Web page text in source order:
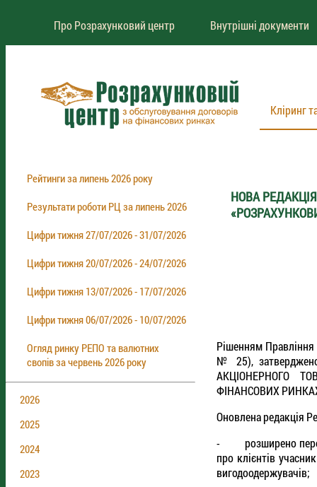
Про Розрахунковий центр Внутрішні документи
Кліринг
Рейтинги за липень 2026 року
Результати роботи РЦ за липень 2026
Цифри тижня 27/07/2026 - 31/07/2026
Цифри тижня 20/07/2026 - 24/07/2026
Цифри тижня 13/07/2026 - 17/07/2026
Цифри тижня 06/07/2026 - 10/07/2026
Огляд ринку РЕПО та валютних
свопів за червень 2026 року
2026
2025
2024
2023
НОВА
Рішенням Правління
№ 25), затверджено
АКЦІОНЕРНОГО
ФІНАНСОВИХ
Оновлена редакція
- розширено
про клієнтів
вигодоодержувачів;